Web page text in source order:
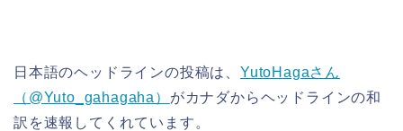
日本語のヘッドラインの投稿は、 YutoHagaさん
（@Yuto_gahagaha） がカナダからヘッドラインの和
訳を速報してくれています。